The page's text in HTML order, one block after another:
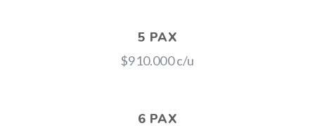
5 PAX
$910.000 c/u
6 PAX